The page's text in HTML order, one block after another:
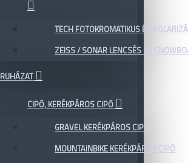
TECH FOTOKROMATIKUS ÉS
ZEISS / SONAR LENCSÉS SÍ,
RUHÁZAT
CIPŐ, KERÉKPÁROS CIPŐ
GRAVEL KERÉKPÁROS CIPŐ
MOUNTAINBIKE KERÉKPÁROS CIPŐ